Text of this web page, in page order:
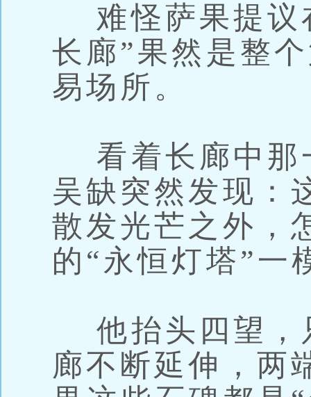
难怪萨果提议
长廊”果然是整
易场所。
看着长廊中那
吴缺突然发现：
散发光芒之外，
的“永恒灯塔”一
他抬头四望，
廊不断延伸，两